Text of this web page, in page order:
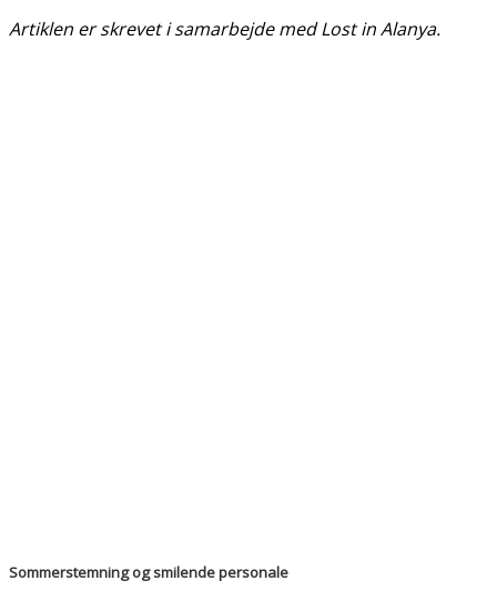
Artiklen er skrevet i samarbejde med Lost in Alanya.
Sommerstemning og smilende personale